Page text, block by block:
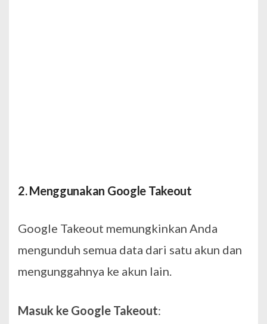
2. Menggunakan Google Takeout
Google Takeout memungkinkan Anda
mengunduh semua data dari satu akun dan
mengunggahnya ke akun lain.
Masuk ke Google Takeout: